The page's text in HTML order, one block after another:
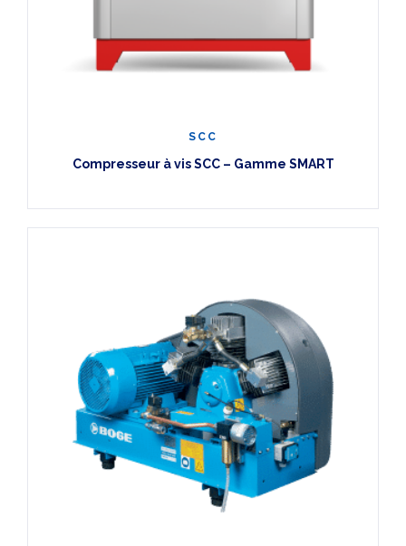
SCC
Compresseur à vis SCC – Gamme SMART